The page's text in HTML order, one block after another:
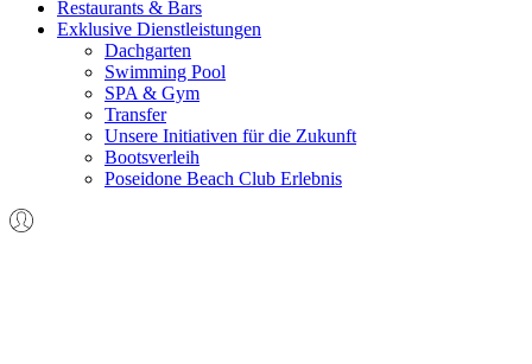
Restaurants & Bars
Exklusive Dienstleistungen
Dachgarten
Swimming Pool
SPA & Gym
Transfer
Unsere Initiativen für die Zukunft
Bootsverleih
Poseidone Beach Club Erlebnis